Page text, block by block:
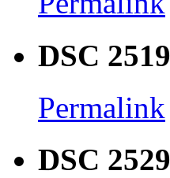
DSC 2519
Permalink
DSC 2529